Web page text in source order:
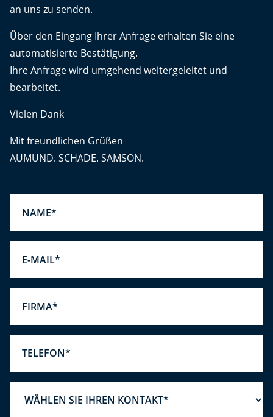
an uns zu senden.
Über den Eingang Ihrer Anfrage erhalten Sie eine
automatisierte Bestätigung.
Ihre Anfrage wird umgehend weitergeleitet und
bearbeitet.
Vielen Dank
Mit freundlichen Grüßen
AUMUND. SCHADE. SAMSON.